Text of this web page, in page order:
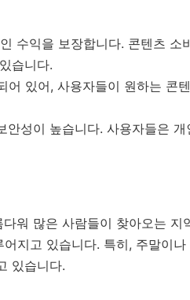
수익을 보장합니다. 콘텐츠 소
습니다.
어 있어, 사용자들이 원하는 콘
성이 높습니다. 사용자들은
워 많은 사람들이 찾아오는 지
지고 있습니다. 특히, 주말이
있습니다.